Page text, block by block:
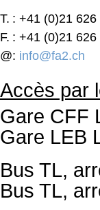
T. : +41 (0)21 626
F. : +41 (0)21 626
@: info@fa2.ch
Accès par
Gare CFF
Gare LEB
Bus TL,
Bus TL,